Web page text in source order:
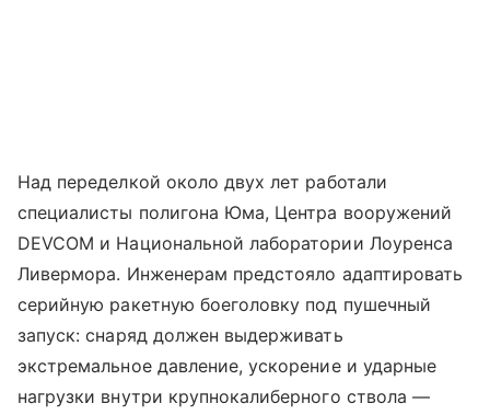
Над переделкой около двух лет работали
специалисты полигона Юма, Центра вооружений
DEVCOM и Национальной лаборатории Лоуренса
Ливермора. Инженерам предстояло адаптировать
серийную ракетную боеголовку под пушечный
запуск: снаряд должен выдерживать
экстремальное давление, ускорение и ударные
нагрузки внутри крупнокалиберного ствола —